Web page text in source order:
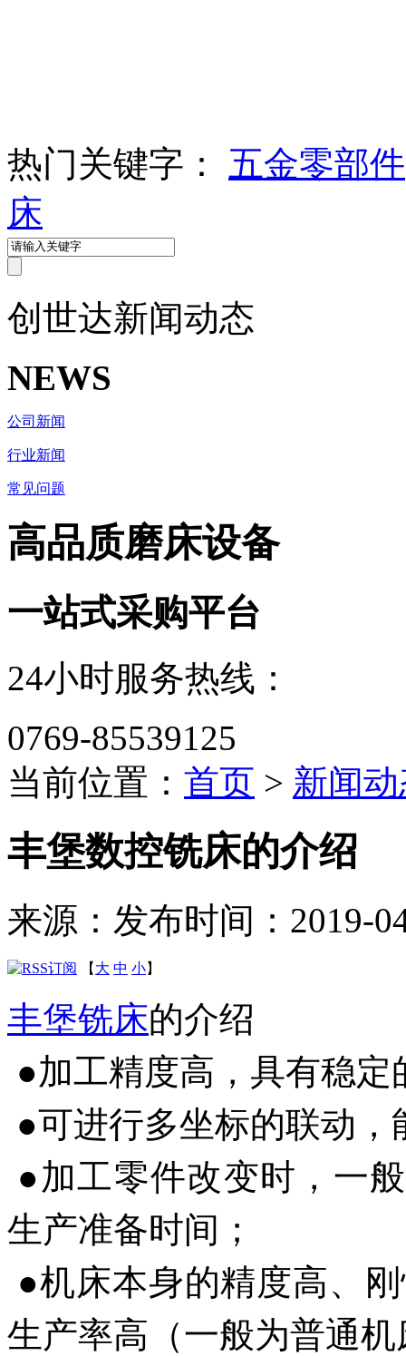
热门关键字：
五金零部件
床
创世达新闻动态
NEWS
公司新闻
行业新闻
常见问题
高品质磨床设备
一站式采购平台
24小时服务热线：
0769-85539125
当前位置： 首页 > 新闻
丰堡数控铣床的介绍
来源： 发布时间：2019-
【 大 中 小】
丰堡铣床的介绍
●加工精度高，具有稳
●可进行多坐标的联动
●加工零件改变时，一
生产准备时间；
●机床本身的精度高、
生产率高（一般为普通